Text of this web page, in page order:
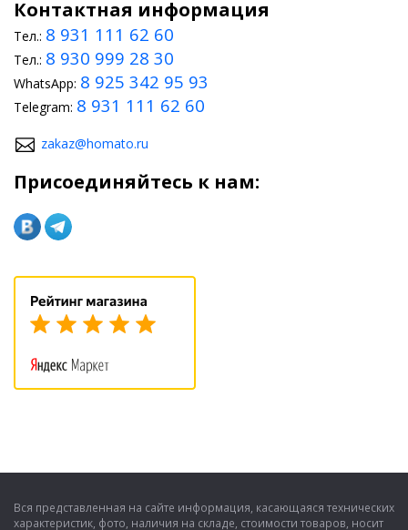
Контактная информация
Тел.: 8 931 111 62 60
Тел.: 8 930 999 28 30
WhatsApp: 8 925 342 95 93
Telegram: 8 931 111 62 60
zakaz@homato.ru
Присоединяйтесь к нам:
Вся представленная на сайте информация, касающаяся технических
характеристик, фото, наличия на складе, стоимости товаров, носит